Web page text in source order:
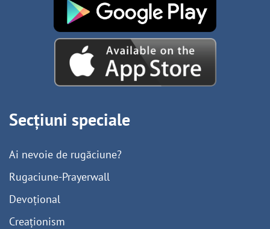
Secțiuni speciale
Ai nevoie de rugăciune?
Rugaciune-Prayerwall
Devoțional
Creaționism